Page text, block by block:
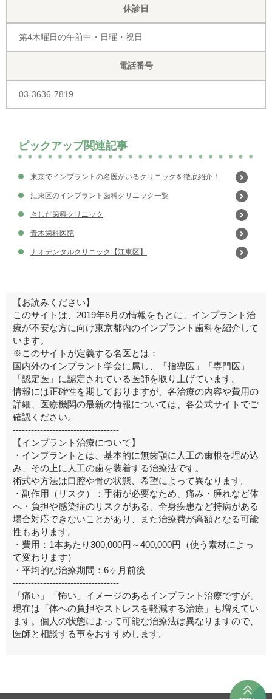
休診日
第4木曜日の午前中・日曜・祝日
電話番号
03-3636-7819
ピックアップ関連記事
東京でインプラントの名医がいるクリニックを徹底紹介！
江東区のインプラント歯科クリニック一覧
きしだ歯科クリニック
青木歯科医院
ナオデンタルクリニック【江東区】
【お読みください】
このサイトは、2019年6月の情報をもとに、インプラント治
療が不安な方に向け東京都内のインプラント歯科を紹介して
います。
※このサイトが定義する名医とは：
国内外のインプラント学会に属し、「指導医」「専門医」
「認定医」に認定されている医師を取り上げています。
情報には正確性を期しておりますが、各治療の内容や費用の
詳細、医療機関の最新の情報については、各公式サイトでご
確認ください。
-----------------------------------
【インプラント治療について】
・インプラントとは、基本的に無歯顎に人工の歯根を埋め込
み、その上に人工の歯を装着する治療法です。
術式や方法は口腔や骨の状態、希望によって異なります。
・副作用（リスク）：手術が必要なため、痛み・腫れなど体
へ・負担や感染症のリスクがある、全身疾患など持病がある
場合対応できないことがあり、また治療費が高額となる可能
性もあります。
・費用：1本あたり300,000円～400,000円（使う素材によっ
て変わります）
・平均的な治療期間：6ヶ月前後
-----------------------------------
「痛い」「怖い」イメージのあるインプラント治療ですが、
現在は「体への負担やストレスを軽減する治療」も増えてい
ます。個人の状態によって可能な治療法は異なりますので、
医師と相談する事をおすすめします。